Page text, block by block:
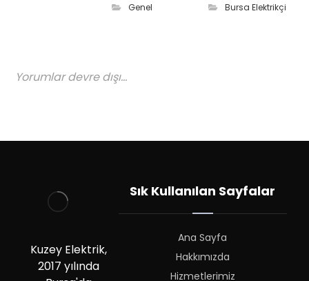
Genel Bursa Elektrikçi
Yorumlar devre dışı...
Kuzey Elektrik,
2017 yılında
Sık Kullanılan Sayfalar
Ana Sayfa
Hakkımızda
Hizmetlerimiz